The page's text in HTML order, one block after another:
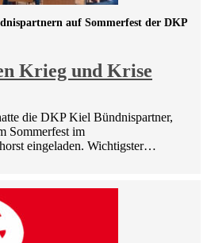
Krieg und Krise
auf Sommerfest der DKP
die DKP Kiel Bündnispartner,
Sommerfest im
eingeladen. Wichtigster…